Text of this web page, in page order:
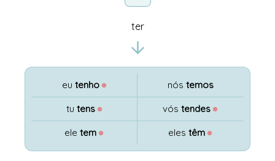
ter
eu tenho ●
tu tens ●
eletem ●
nós temos
vóstendes ●
elestêm ●